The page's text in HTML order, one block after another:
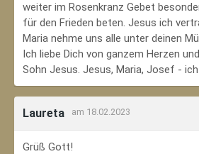
weiter im Rosenkranz Gebet
für den Frieden beten. Jesus ich
Maria nehme uns alle unter deinen
Ich liebe Dich von ganzem Herzen
Sohn Jesus. Jesus, Maria, Josef - ich
Laureta am 18.02.2023
Grüß Gott!